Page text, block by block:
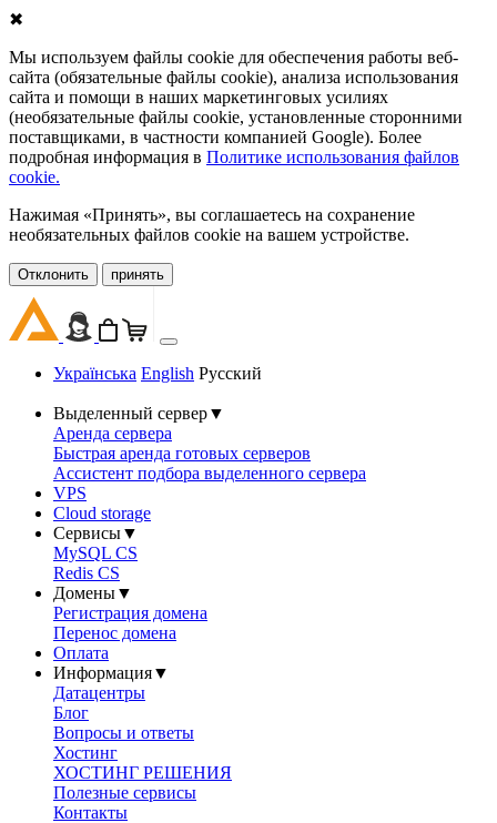
✖
Мы используем файлы cookie для обеспечения работы веб-
сайта (обязательные файлы cookie), анализа использования
сайта и помощи в наших маркетинговых усилиях
(необязательные файлы cookie, установленные сторонними
поставщиками, в частности компанией Google). Более
подробная информация в Политике использования файлов
cookie.
Нажимая «Принять», вы соглашаетесь на сохранение
необязательных файлов cookie на вашем устройстве.
Oтклонить принять
Українська English Русский
Выделенный сервер▼
Аренда сервера
Быстрая аренда готовых серверов
Ассистент подбора выделенного сервера
VPS
Cloud storage
Сервисы▼
MySQL CS
Redis CS
Домены▼
Регистрация домена
Перенос домена
Оплата
Информация▼
Датацентры
Блог
Вопросы и ответы
Хостинг
ХОСТИНГ РЕШЕНИЯ
Полезные сервисы
Контакты